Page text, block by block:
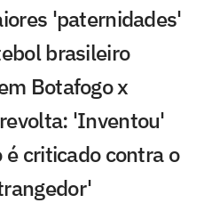
'paternidades'
brasileiro
Botafogo x
'Inventou'
criticado contra o